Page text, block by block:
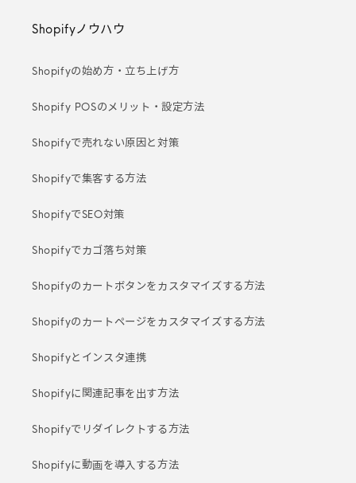
Shopifyノウハウ
Shopifyの始め方・立ち上げ方
Shopify POSのメリット・設定方法
Shopifyで売れない原因と対策
Shopifyで集客する方法
ShopifyでSEO対策
Shopifyでカゴ落ち対策
Shopifyのカートボタンをカスタマイズする方法
Shopifyのカートページをカスタマイズする方法
Shopifyとインスタ連携
Shopifyに関連記事を出す方法
Shopifyでリダイレクトする方法
Shopifyに動画を導入する方法